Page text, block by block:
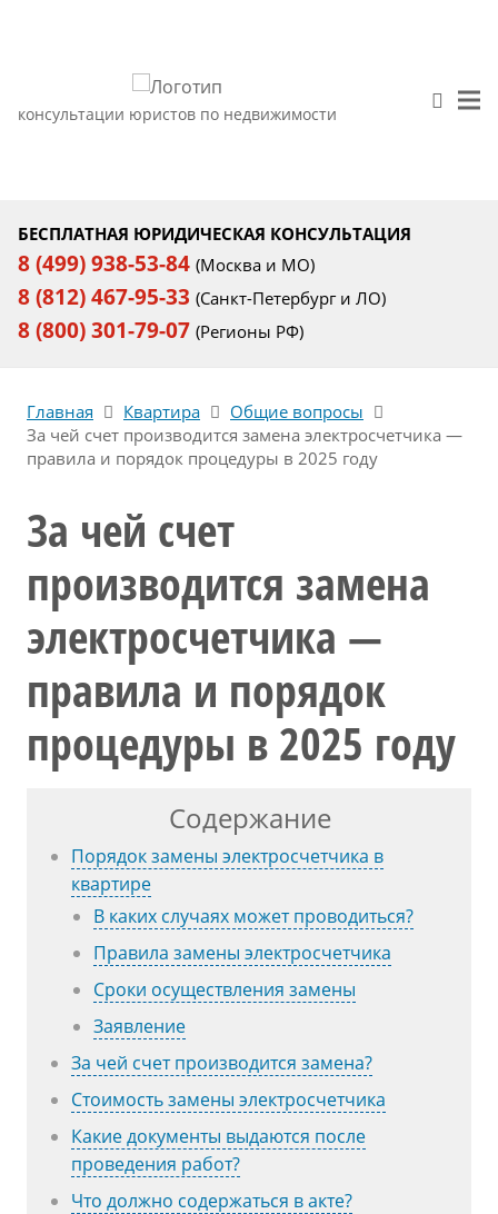
консультации юристов по недвижимости
БЕСПЛАТНАЯ ЮРИДИЧЕСКАЯ КОНСУЛЬТАЦИЯ
8 (499) 938-53-84 (Москва и МО)
8 (812) 467-95-33 (Санкт-Петербург и ЛО)
8 (800) 301-79-07 (Регионы РФ)
Главная Квартира
Общие вопросы
За чей счет производится замена электросчетчика —
правила и порядок процедуры в 2025 году
За чей счет
производится замена
электросчетчика —
правила и порядок
процедуры в 2025 году
Содержание
Порядок замены электросчетчика в
квартире
В каких случаях может проводиться?
Правила замены электросчетчика
Сроки осуществления замены
Заявление
За чей счет производится замена?
Стоимость замены электросчетчика
Какие документы выдаются после
проведения работ?
Что должно содержаться в акте?